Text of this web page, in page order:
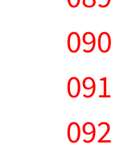
090
091
092